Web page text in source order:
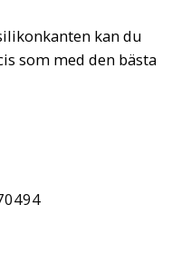
kan du
som med den bästa